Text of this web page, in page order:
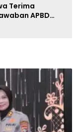
Terima
APBD
Miliar dan